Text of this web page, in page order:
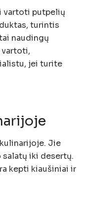
vartoti putpelių
turintis
naudingų
vartoti,
jei turite
Jie
salatų iki desertų.
kepti kiaušiniai ir